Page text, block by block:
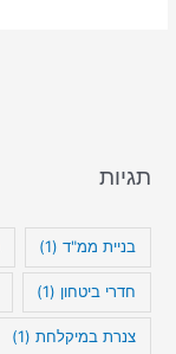
תגיות
בניית ממ"ד(1)
חדרי ביטחון (1)
צנרת במיקלחת(1)